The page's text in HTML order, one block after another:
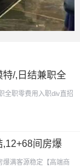
/,日结兼职全
全职零费用入职div直招
,12+68间房爆
爆满客源稳定【高端商